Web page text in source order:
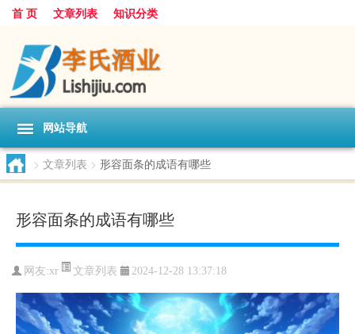
首 页 文章列表 知识分类
网站导航
> 文章列表 > 形容面条的成语有哪些
形容面条的成语有哪些
网友:xr 文章列表 2024-12-28 13:37:18